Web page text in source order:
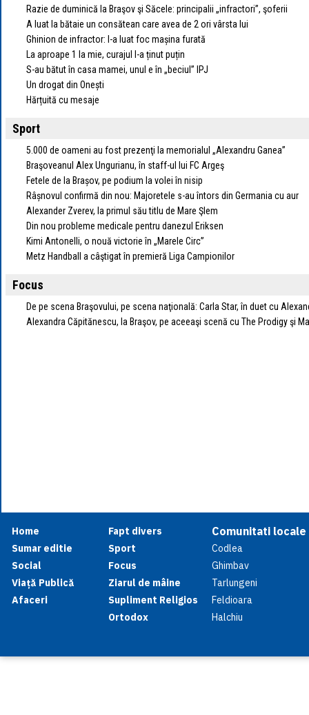
Razie de duminică la Braşov şi Săcele: principalii „infractori”, şoferii
A luat la bătaie un consătean care avea de 2 ori vârsta lui
Ghinion de infractor: I-a luat foc mașina furată
La aproape 1 la mie, curajul l-a ținut puțin
S-au bătut în casa mamei, unul e în „beciul” IPJ
Un drogat din Onești
Hărțuită cu mesaje
Sport
5.000 de oameni au fost prezenţi la memorialul „Alexandru Ganea”
Braşoveanul Alex Ungurianu, în staff-ul lui FC Argeş
Fetele de la Brașov, pe podium la volei în nisip
Râșnovul confirmă din nou: Majoretele s-au întors din Germania cu aur
Alexander Zverev, la primul său titlu de Mare Şlem
Din nou probleme medicale pentru danezul Eriksen
Kimi Antonelli, o nouă victorie în „Marele Circ”
Metz Handball a câştigat în premieră Liga Campionilor
Focus
De pe scena Braşovului, pe scena naţională: Carla Star, în duet cu
Alexandra Căpitănescu, la Braşov, pe aceeaşi scenă cu The Prodigy şi
Home
Sumar editie
Social
Viață Publică
Afaceri
Fapt divers
Sport
Focus
Ziarul de mâine
Supliment Religios
Ortodox
Comunitati locale
Codlea
Ghimbav
Tarlungeni
Feldioara
Halchiu